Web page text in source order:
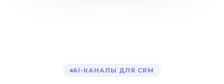
AI-КАНАЛЫ ДЛЯ CRM